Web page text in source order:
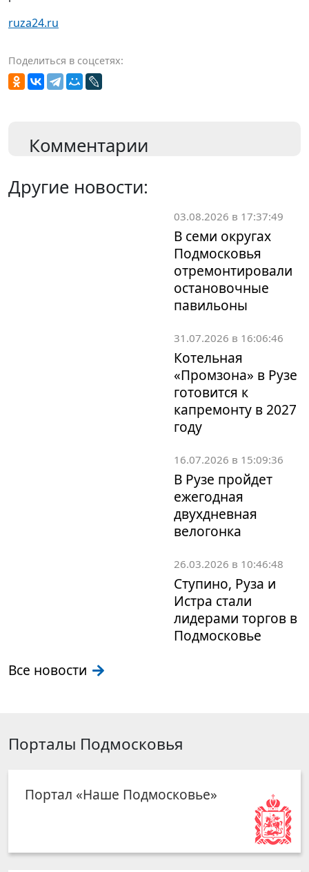
ruza24.ru
Поделиться в соцсетях:
Комментарии
Другие новости:
03.08.2026 в 17:37:49
В семи округах
Подмосковья
отремонтировали
остановочные
павильоны
31.07.2026 в 16:06:46
Котельная
«Промзона» в Рузе
готовится к
капремонту в 2027
году
16.07.2026 в 15:09:36
В Рузе пройдет
ежегодная
двухдневная
велогонка
26.03.2026 в 10:46:48
Ступино, Руза и
Истра стали
лидерами торгов в
Подмосковье
Все новости
Порталы Подмосковья
Портал «Наше Подмосковье»